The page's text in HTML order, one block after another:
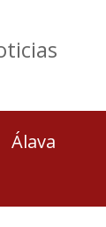
Álava